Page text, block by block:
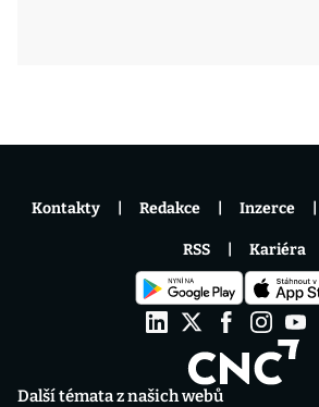
Další témata z našich webů
Kontakty Redakce Inzerce
RSS Kariéra